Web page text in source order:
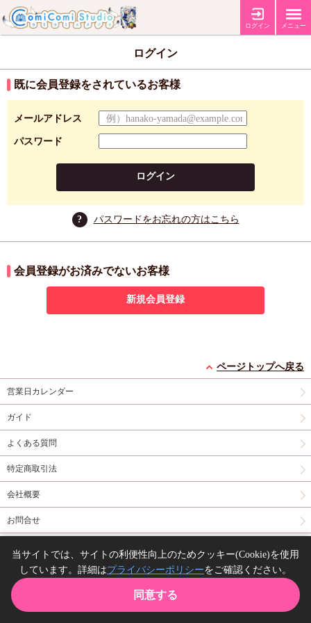
ログイン メニュー
ログイン
既に会員登録をされているお客様
メールアドレス
パスワード
ログイン
? パスワードをお忘れの方はこちら
会員登録がお済みでないお客様
新規会員登録
ページトップへ戻る
営業日カレンダー
ガイド
よくある質問
特定商取引法
会社概要
お問合せ
Copyright(C) comicomi studio. All right reserved.
当サイトでは、サイトの利便性向上のためクッキー(Cookie)を使用
しています。詳細はプライバシーポリシーをご確認ください。
同意する